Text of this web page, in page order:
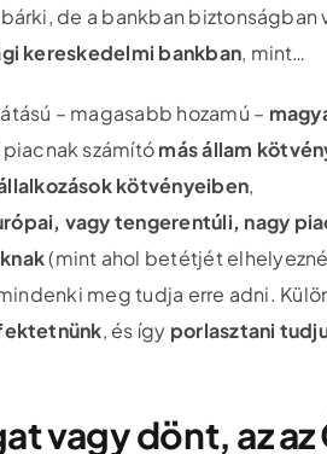
de a bankban
kereskedelmi bankban, mint…
– magasabb hozamú –
számítómás állam
kötvényeiben,
vagy tengerentúli, nagy
(mint ahol betétjét
meg tudja erre adni.
, és így porlasztani
vagy dönt, az